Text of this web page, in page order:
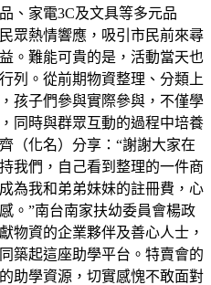
、家電3C及文具等多元品
眾熱情響應，吸引市民前來尋
。難能可貴的是，活動當天也
列。從前期物資整理、分類上
孩子們參與實際參與，不僅學
同時與群眾互動的過程中培養
（化名）分享：“謝謝大家在
我們，自己看到整理的一件商
為我和弟弟妹妹的註冊費，心
。”南台南家扶幼委員會楊政
物資的企業夥伴及善心人士，
築起這座助學平台。特賣會的
助學資源，切實感愧不敢面對